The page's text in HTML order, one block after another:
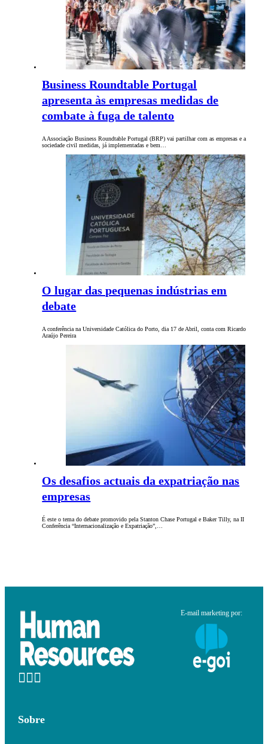
Business Roundtable Portugal
apresenta às empresas medidas de
combate à fuga de talento
A Associação Business Roundtable Portugal (BRP) vai partilhar com as empresas e a
sociedade civil medidas, já implementadas e bem…
O lugar das pequenas indústrias em
debate
A conferência na Universidade Católica do Porto, dia 17 de Abril, conta com Ricardo
Araújo Pereira
Os desafios actuais da expatriação nas
empresas
É este o tema do debate promovido pela Stanton Chase Portugal e Baker Tilly, na II
Conferência “Internacionalização e Expatriação”,…
E-mail marketing por:
Sobre